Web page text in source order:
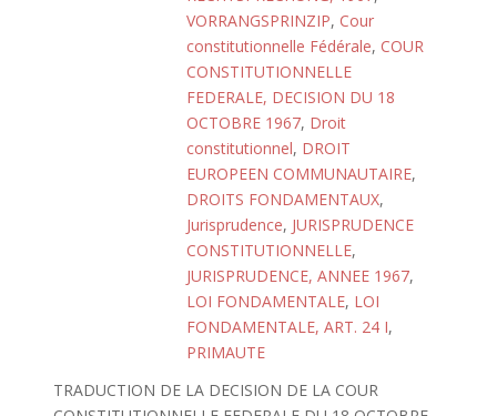
VORRANGSPRINZIP, Cour
constitutionnelle Fédérale, COUR
CONSTITUTIONNELLE
FEDERALE, DECISION DU 18
OCTOBRE 1967, Droit
constitutionnel, DROIT
EUROPEEN COMMUNAUTAIRE,
DROITS FONDAMENTAUX,
Jurisprudence, JURISPRUDENCE
CONSTITUTIONNELLE,
JURISPRUDENCE, ANNEE 1967,
LOI FONDAMENTALE, LOI
FONDAMENTALE, ART. 24 I,
PRIMAUTE
TRADUCTION DE LA DECISION DE LA COUR